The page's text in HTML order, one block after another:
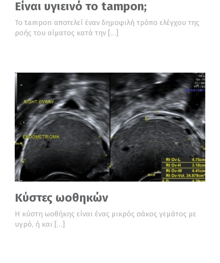
Είναι υγιεινό το tampon;
Το tampon αποτελεί έναν δημοφιλή τρόπο ελέγχου της
ροής του αίματος κατά την […]
Κύστες ωοθηκών
Η κύστη ωοθήκης είναι ένας μικρός σάκος γεμάτος με
υγρό, ή και […]